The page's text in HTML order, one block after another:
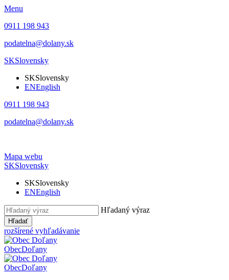
Menu
0911 198 943
podatelna@dolany.sk
SKSlovensky
SKSlovensky
ENEnglish
0911 198 943
podatelna@dolany.sk
Mapa webu
SKSlovensky
SKSlovensky
ENEnglish
Hľadaný výraz
Hľadať
rozšírené vyhľadávanie
ObecDoľany
ObecDoľany